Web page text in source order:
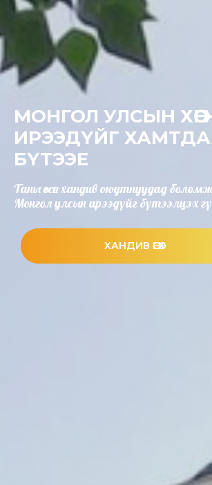
МОНГОЛ УЛСЫН
ИРЭЭДҮЙГ
БҮТЭЭЕ
Таны өгсөн хандив оюутнуудад
Монгол улсын ирээдүйг бүтээлцэх
ХАНДИВ ӨГӨХ